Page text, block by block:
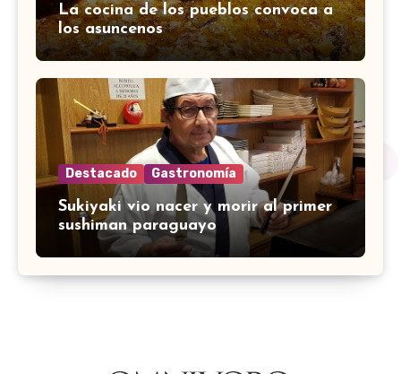
La cocina de los pueblos convoca a
los asuncenos
Destacado Gastronomía
Sukiyaki vio nacer y morir al primer
sushiman paraguayo